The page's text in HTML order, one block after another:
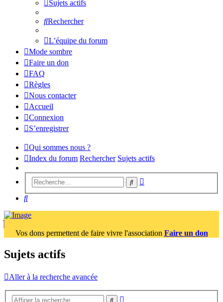
Sujets actifs
Rechercher
L’équipe du forum
Mode sombre
Faire un don
FAQ
Règles
Nous contacter
Accueil
Connexion
S’enregistrer
Qui sommes nous ?
Index du forum Rechercher Sujets actifs
Rechercher
Rechercher
Vos dons permettent de faire vivre l'association Faire un don
Sujets actifs
Aller à la recherche avancée
Rechercher